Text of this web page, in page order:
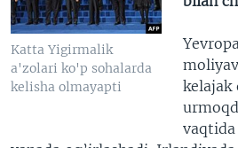
Katta Yigirmalik
a'zolari ko'p sohalarda
kelisha olmayapti
kelajak